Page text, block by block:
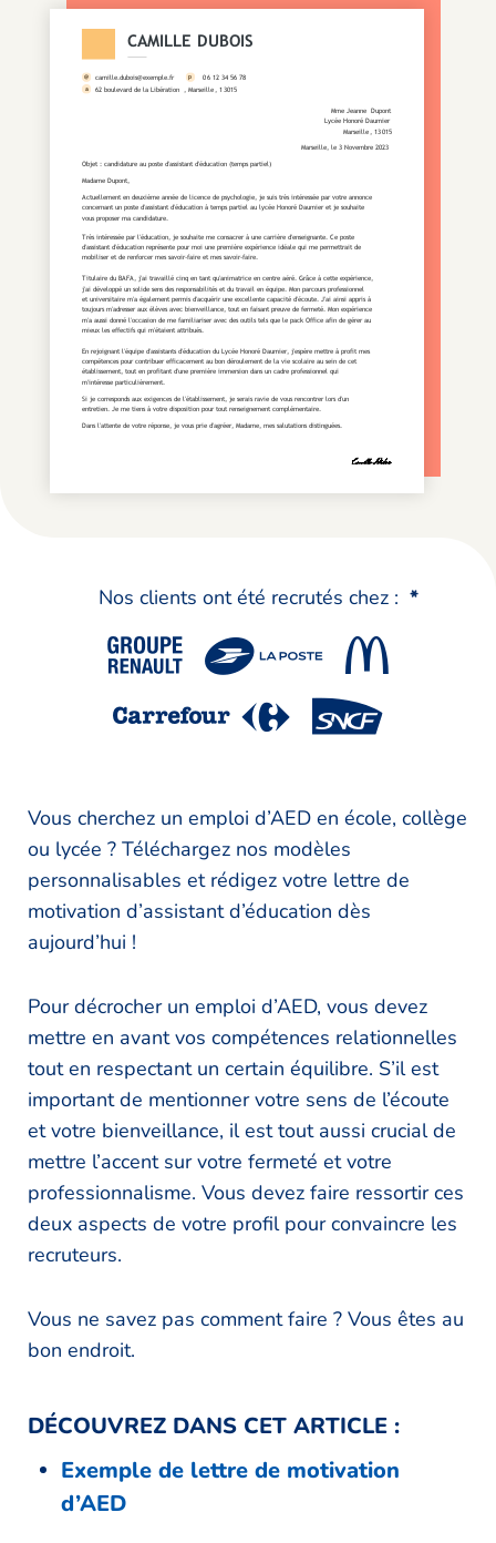
Nos clients ont été recrutés chez : *
Vous cherchez un emploi d’AED en école, collège
ou lycée ? Téléchargez nos modèles
personnalisables et rédigez votre lettre de
motivation d’assistant d’éducation dès
aujourd’hui !
Pour décrocher un emploi d’AED, vous devez
mettre en avant vos compétences relationnelles
tout en respectant un certain équilibre. S’il est
important de mentionner votre sens de l’écoute
et votre bienveillance, il est tout aussi crucial de
mettre l’accent sur votre fermeté et votre
professionnalisme. Vous devez faire ressortir ces
deux aspects de votre profil pour convaincre les
recruteurs.
Vous ne savez pas comment faire ? Vous êtes au
bon endroit.
DÉCOUVREZ DANS CET ARTICLE :
Exemple de lettre de motivation
d’AED